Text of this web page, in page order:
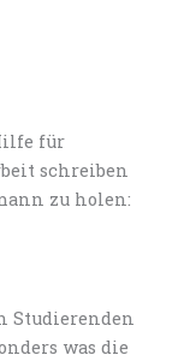
für
schreiben
zu holen:
Studierenden
was die